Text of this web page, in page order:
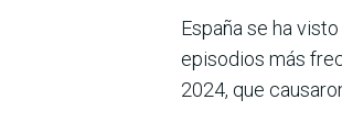
España se ha
episodios más
2024, que